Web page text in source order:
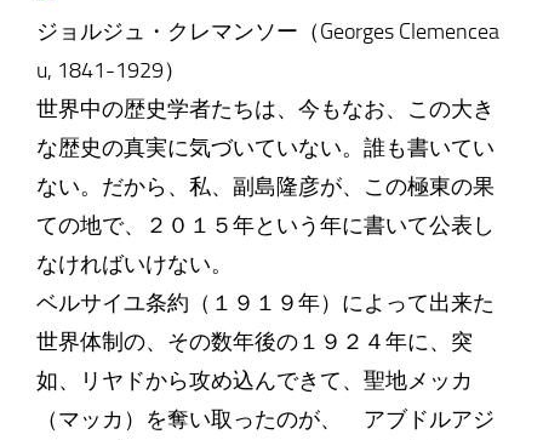
ジョルジュ・クレマンソー（Georges Clemencea
u, 1841-1929）
世界中の歴史学者たちは、今もなお、この大き
な歴史の真実に気づいていない。誰も書いてい
ない。だから、私、副島隆彦が、この極東の果
ての地で、２０１５年という年に書いて公表し
なければいけない。
ベルサイユ条約（１９１９年）によって出来た
世界体制の、その数年後の１９２４年に、突
如、リヤドから攻め込んできて、聖地メッカ
（マッカ）を奪い取ったのが、 アブドルアジ